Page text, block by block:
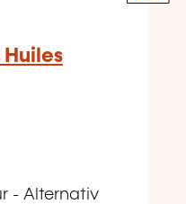
Huiles
- Alternativ